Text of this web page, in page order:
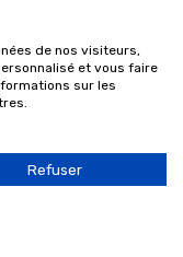
de nos visiteurs,
et vous faire
sur les
Refuser